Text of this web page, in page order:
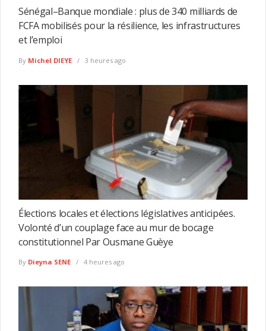
Sénégal–Banque mondiale : plus de 340 milliards de
FCFA mobilisés pour la résilience, les infrastructures
et l’emploi
By Michel DIEYE 3 heures ago
Élections locales et élections législatives anticipées.
Volonté d’un couplage face au mur de bocage
constitutionnel Par Ousmane Guèye
By Dieyna SENE 4 heures ago